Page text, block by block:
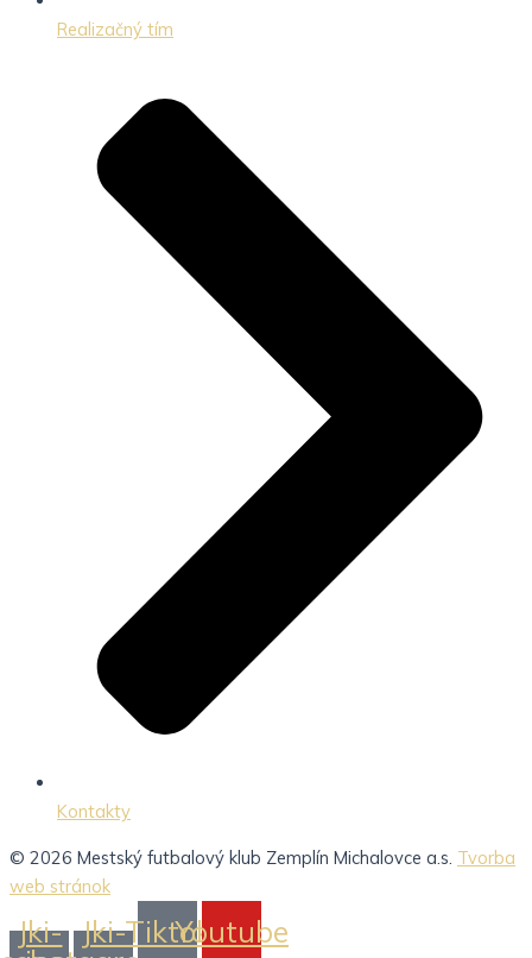
Realizačný tím
Kontakty
© 2026 Mestský futbalový klub Zemplín Michalovce a.s. Tvorba
web stránok
Jki- Jki-TiktokYoutube